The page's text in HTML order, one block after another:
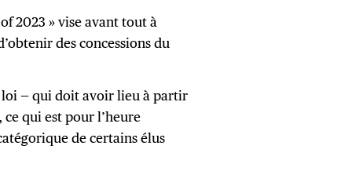
2023 » vise avant tout à
des concessions du
— qui doit avoir lieu à partir
qui est pour l’heure
de certains élus